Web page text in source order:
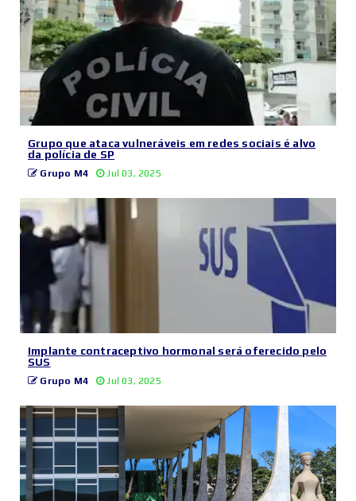
Grupo que ataca vulneráveis em redes sociais é alvo
da polícia de SP
Grupo M4 Jul 03, 2025
Implante contraceptivo hormonal será oferecido pelo
SUS
Grupo M4 Jul 03, 2025